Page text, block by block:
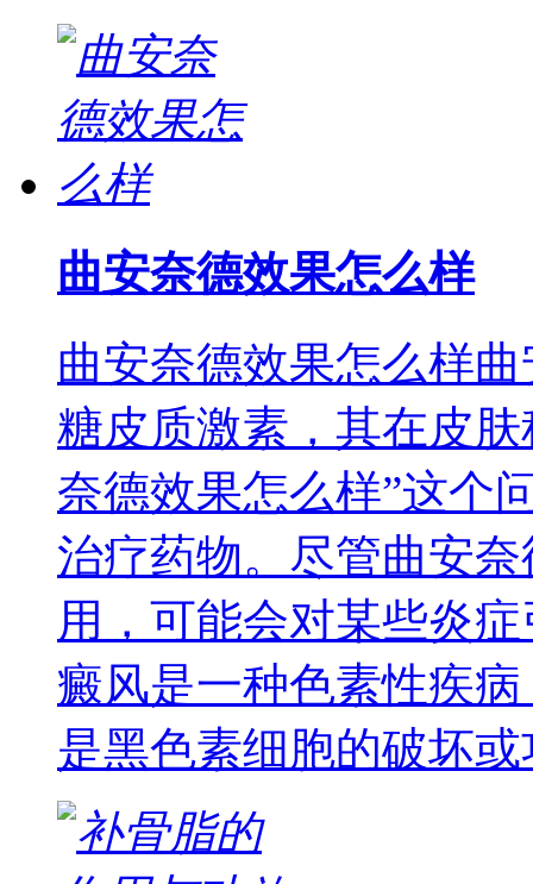
曲安奈德效果怎么样
曲安奈德效果怎么样
糖皮质激素，其在皮
奈德效果怎么样”这个
治疗药物。尽管曲安
用，可能会对某些炎
癜风是一种色素性疾
是黑色素细胞的破坏